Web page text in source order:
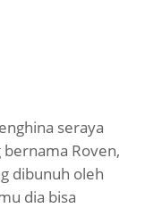
seraya
Roven,
dibunuh oleh
dia bisa